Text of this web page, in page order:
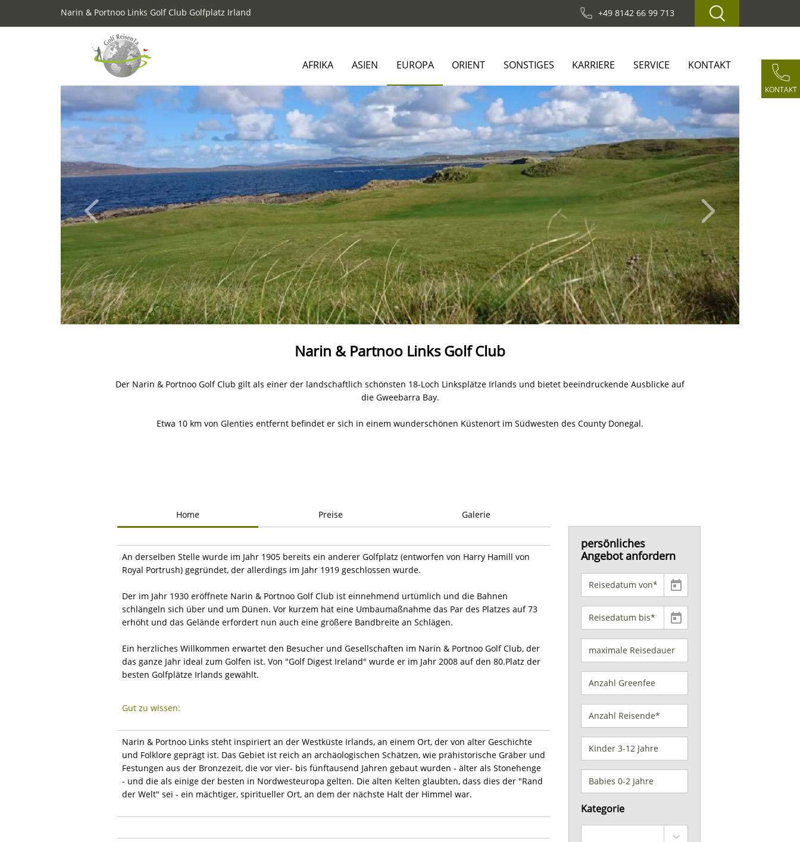
Narin & Portnoo Links Golf Club Golfplatz Irland +49 8142 66 99 713
KONTAKT
AFRIKA ASIEN EUROPA ORIENT SONSTIGES KARRIERE SERVICE KONTAKT
Previous Next
Narin & Partnoo Links Golf Club
Der Narin & Portnoo Golf Club gilt als einer der landschaftlich schönsten 18-Loch Linksplätze Irlands und bietet beeindruckende Ausblicke auf
die Gweebarra Bay.
Etwa 10 km von Glenties entfernt befindet er sich in einem wunderschönen Küstenort im Südwesten des County Donegal.
Home Preise Galerie
An derselben Stelle wurde im Jahr 1905 bereits ein anderer Golfplatz (entworfen von Harry Hamill von
Royal Portrush) gegründet, der allerdings im Jahr 1919 geschlossen wurde.
Der im Jahr 1930 eröffnete Narin & Portnoo Golf Club ist einnehmend urtümlich und die Bahnen
schlängeln sich über und um Dünen. Vor kurzem hat eine Umbaumaßnahme das Par des Platzes auf 73
erhöht und das Gelände erfordert nun auch eine größere Bandbreite an Schlägen.
Ein herzliches Willkommen erwartet den Besucher und Gesellschaften im Narin & Portnoo Golf Club, der
das ganze Jahr ideal zum Golfen ist. Von "Golf Digest Ireland" wurde er im Jahr 2008 auf den 80.Platz der
besten Golfplätze Irlands gewählt.
Gut zu wissen:
Narin & Portnoo Links steht inspiriert an der Westküste Irlands, an einem Ort, der von alter Geschichte
und Folklore geprägt ist. Das Gebiet ist reich an archäologischen Schätzen, wie prähistorische Gräber und
Festungen aus der Bronzezeit, die vor vier- bis fünftausend Jahren gebaut wurden - älter als Stonehenge
- und die als einige der besten in Nordwesteuropa gelten. Die alten Kelten glaubten, dass dies der "Rand
der Welt" sei - ein mächtiger, spiritueller Ort, an dem der nächste Halt der Himmel war.
persönliches
Angebot anfordern
Kategorie